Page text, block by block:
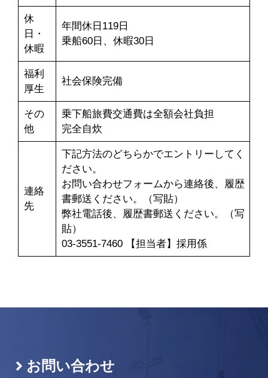
休
日・
休暇
年間休日119日
乗船60日、休暇30日
福利
厚生
社会保険完備
その
他
乗下船旅費交通費は全額会社負担
完全自炊
連絡
先
下記方法のどちらかでエントリーしてく
ださい。
お問い合わせフォームから連絡後、履歴
書郵送ください。（写貼）
弊社電話後、履歴書郵送ください。（写
貼）
03-3551-7460 【担当者】採用係
お問い合わせ